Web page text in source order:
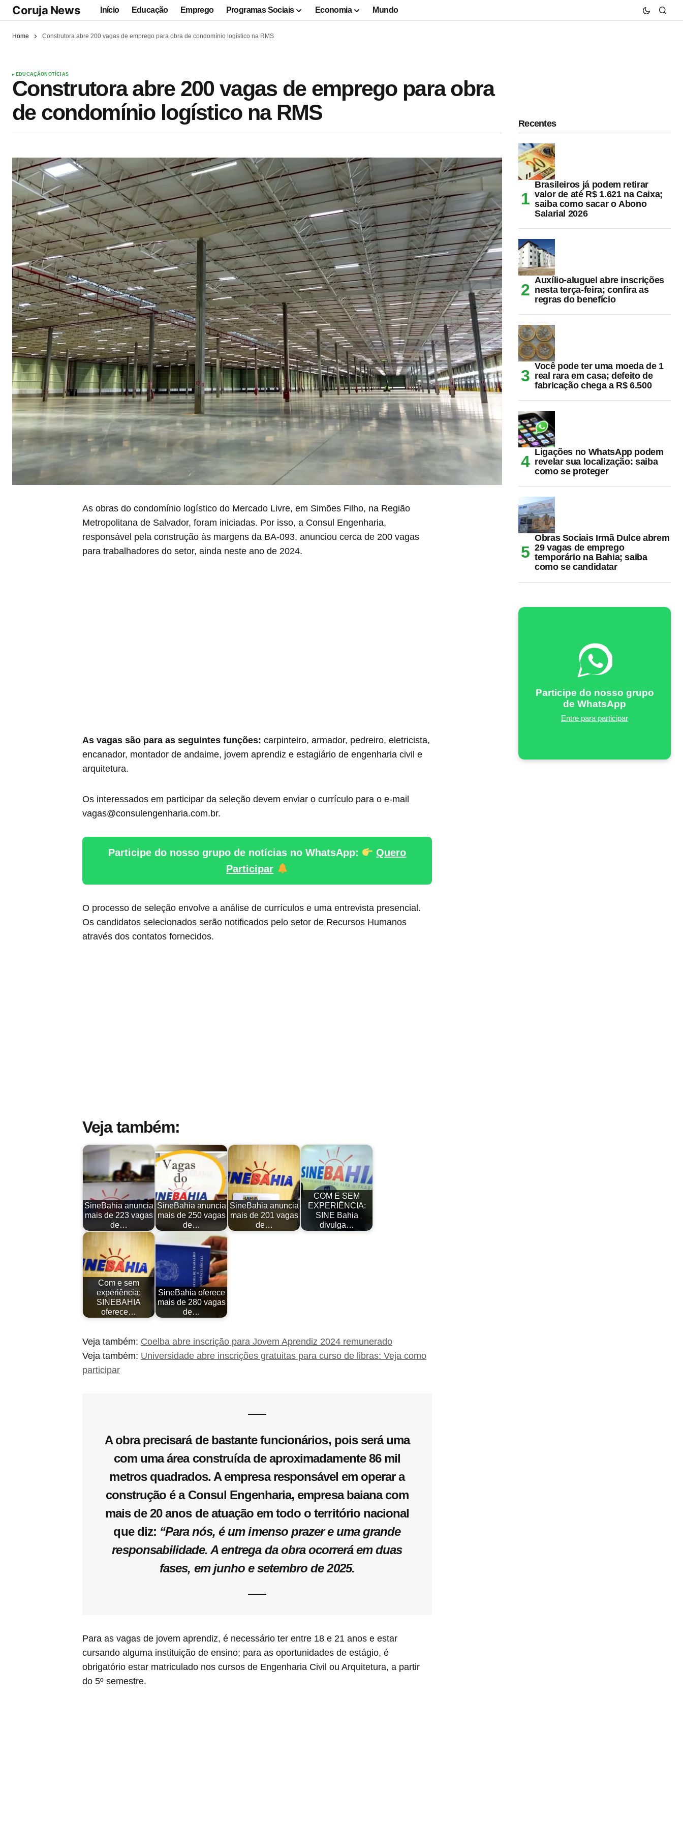
Coruja News Início Educação Emprego Programas Sociais Economia Mundo
Home Construtora abre 200 vagas de emprego para obra de condomínio logístico na RMS
EDUCAÇÃONOTÍCIAS
Construtora abre 200 vagas de emprego para obra
de condomínio logístico na RMS
As obras do condomínio logístico do Mercado Livre, em Simões Filho, na Região
Metropolitana de Salvador, foram iniciadas. Por isso, a Consul Engenharia,
responsável pela construção às margens da BA-093, anunciou cerca de 200 vagas
para trabalhadores do setor, ainda neste ano de 2024.
As vagas são para as seguintes funções: carpinteiro, armador, pedreiro, eletricista,
encanador, montador de andaime, jovem aprendiz e estagiário de engenharia civil e
arquitetura.
Os interessados em participar da seleção devem enviar o currículo para o e-mail
vagas@consulengenharia.com.br.
Participe do nosso grupo de notícias no WhatsApp:
Quero
Participar
O processo de seleção envolve a análise de currículos e uma entrevista presencial.
Os candidatos selecionados serão notificados pelo setor de Recursos Humanos
através dos contatos fornecidos.
Veja também:
SineBahia anuncia
mais de 223 vagas
de…
SineBahia anuncia
mais de 250 vagas
de…
SineBahia anuncia
mais de 201 vagas
de…
COM E SEM
EXPERIÊNCIA:
SINE Bahia
divulga…
Com e sem
experiência:
SINEBAHIA
oferece…
SineBahia oferece
mais de 280 vagas
de…
Veja também: Coelba abre inscrição para Jovem Aprendiz 2024 remunerado
Veja também: Universidade abre inscrições gratuitas para curso de libras: Veja como
participar
A obra precisará de bastante funcionários, pois será uma
com uma área construída de aproximadamente 86 mil
metros quadrados. A empresa responsável em operar a
construção é a Consul Engenharia, empresa baiana com
mais de 20 anos de atuação em todo o território nacional
que diz: “Para nós, é um imenso prazer e uma grande
responsabilidade. A entrega da obra ocorrerá em duas
fases, em junho e setembro de 2025.
Para as vagas de jovem aprendiz, é necessário ter entre 18 e 21 anos e estar
cursando alguma instituição de ensino; para as oportunidades de estágio, é
obrigatório estar matriculado nos cursos de Engenharia Civil ou Arquitetura, a partir
do 5º semestre.
Recentes
Brasileiros já podem retirar
valor de até R$ 1.621 na Caixa;
saiba como sacar o Abono
Salarial 2026
Auxílio-aluguel abre inscrições
nesta terça-feira; confira as
regras do benefício
Você pode ter uma moeda de 1
real rara em casa; defeito de
fabricação chega a R$ 6.500
Ligações no WhatsApp podem
revelar sua localização: saiba
como se proteger
Obras Sociais Irmã Dulce abrem
29 vagas de emprego
temporário na Bahia; saiba
como se candidatar
Participe do nosso grupo
de WhatsApp
Entre para participar